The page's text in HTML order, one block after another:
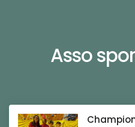
Asso